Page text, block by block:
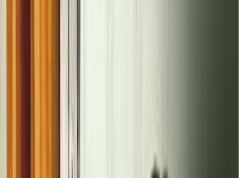
Καππαδοκία, στην Ελλάδα που
μετά τη συνθήκη της